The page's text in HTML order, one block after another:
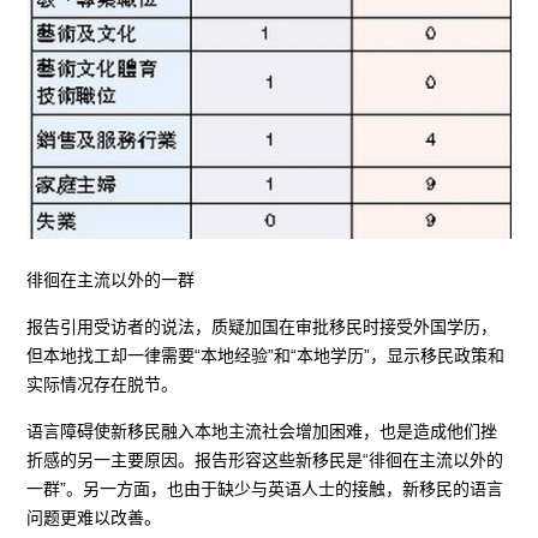
徘徊在主流以外的一群
报告引用受访者的说法，质疑加国在审批移民时接受外国学历，
但本地找工却一律需要“本地经验”和“本地学历”，显示移民政策和
实际情况存在脱节。
语言障碍使新移民融入本地主流社会增加困难，也是造成他们挫
折感的另一主要原因。报告形容这些新移民是“徘徊在主流以外的
一群”。另一方面，也由于缺少与英语人士的接触，新移民的语言
问题更难以改善。